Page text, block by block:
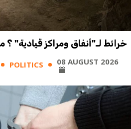
خرائط لـ"أنفاق ومراكز
POLITICS 08 AUGUST 2026